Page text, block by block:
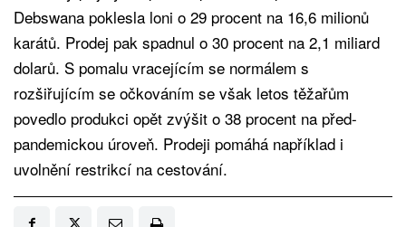
Debswana poklesla loni o 29 procent na 16,6 milionů
karátů. Prodej pak spadnul o 30 procent na 2,1 miliard
dolarů. S pomalu vracejícím se normálem s
rozšiřujícím se očkováním se však letos těžařům
povedlo produkci opět zvýšit o 38 procent na před-
pandemickou úroveň. Prodeji pomáhá například i
uvolnění restrikcí na cestování.